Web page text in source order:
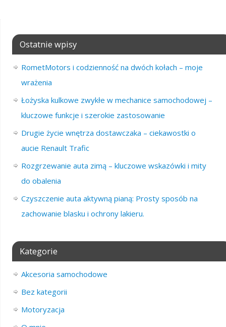
Ostatnie wpisy
RometMotors i codzienność na dwóch kołach – moje
wrażenia
Łożyska kulkowe zwykłe w mechanice samochodowej –
kluczowe funkcje i szerokie zastosowanie
Drugie życie wnętrza dostawczaka – ciekawostki o
aucie Renault Trafic
Rozgrzewanie auta zimą – kluczowe wskazówki i mity
do obalenia
Czyszczenie auta aktywną pianą: Prosty sposób na
zachowanie blasku i ochrony lakieru.
Kategorie
Akcesoria samochodowe
Bez kategorii
Motoryzacja